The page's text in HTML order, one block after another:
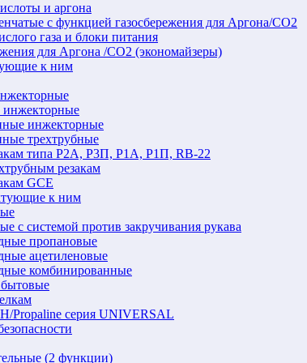
и аргона
c функцией газосбережения для Аргона/СО2
газа и блоки питания
для Аргона /СО2 (экономайзеры)
к ним
инжекторные
инжекторные
трехтрубные
типа Р2А, Р3П, Р1А, Р1П, RB-22
резакам
GCE
к ним
с системой против закручивания рукава
пропановые
ацетиленовые
комбинированные
Propaline серия UNIVERSAL
(2 функции)